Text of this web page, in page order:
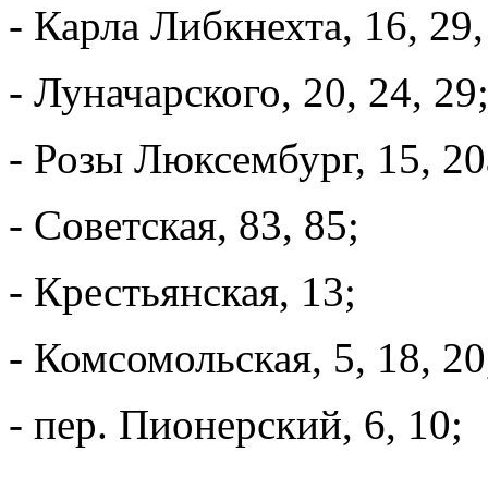
- Карла Либкнехта, 16,
- Луначарского, 20, 24, 29;
- Розы Люксембург, 15,
- Советская, 83, 85;
- Крестьянская, 13;
- Комсомольская, 5, 18,
- пер. Пионерский, 6, 10;